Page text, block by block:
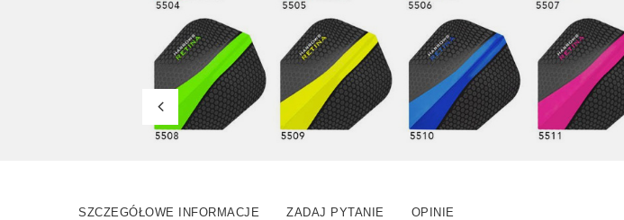
SZCZEGÓŁOWE INFORMACJE ZADAJ PYTANIE OPINIE